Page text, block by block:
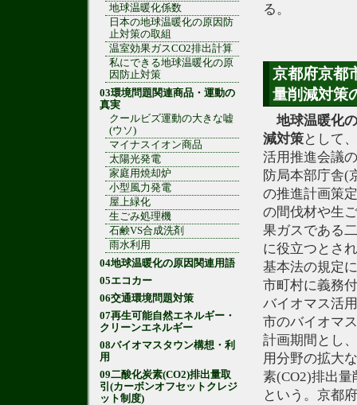
る。
京都府京都
量削減対策
地球温暖化
減対策として、
活用推進会議
防局本部庁舎(
の推進計画策
の間伐材や生
果ガスである
に役立つとさ
基本法の規定
市町村に義務
バイオマス活
市のバイオマ
計画期間とし
用分野の拡大
素(CO2)排出
という。京都
地球温暖化係数
日本の地球温暖化の原因防
止対策の取組
温室効果ガスCO2排出計算
私にできる地球温暖化の原
因防止対策
03環境問題関連商品・運動の
真実
クールビズ運動の大きな嘘
(ウソ)
マイナスイオン商品
太陽光発電
家庭用焼却炉
小型風力発電
屋上緑化
生ごみ処理機
石鹸VS合成洗剤
雨水利用
04地球温暖化の原因関連用語
05エコカー
06交通環境問題対策
07再生可能自然エネルギー・
クリーンエネルギー
08バイオマスタウン構想・利
用
09二酸化炭素(CO2)排出量取
引(カーボンオフセットクレジ
ット制度)